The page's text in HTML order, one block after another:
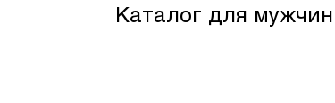
Каталог для мужчин